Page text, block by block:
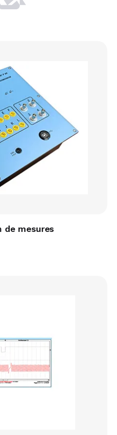
de mesures